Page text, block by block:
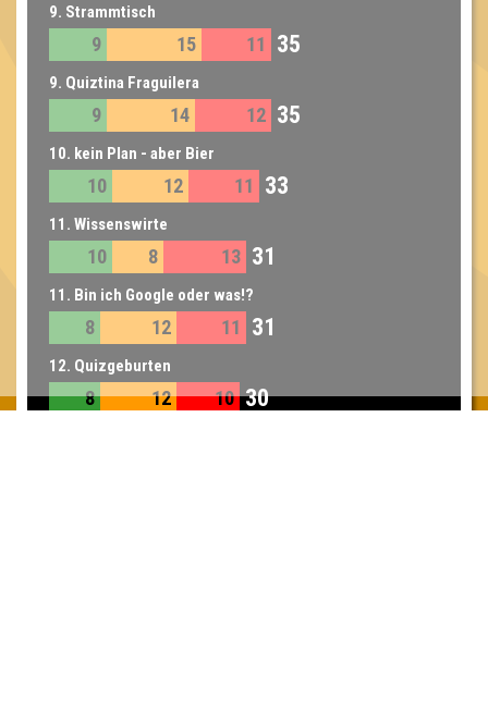
9. Strammtisch
9 15 11 35
9. Quiztina Fraguilera
9 14 12 35
10. kein Plan - aber Bier
10 12 11 33
11. Wissenswirte
10 8 13 31
11. Bin ich Google oder was!?
8 12 11 31
12. Quizgeburten
8 12 10 30